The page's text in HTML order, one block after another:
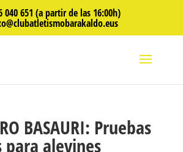
040 651 (a partir de las 16:00h)
BASAURI: Pruebas
para alevines